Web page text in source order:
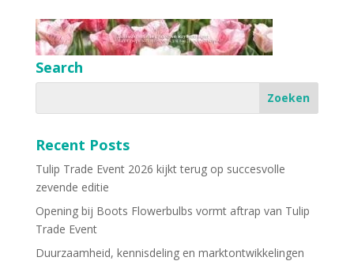
Search
Recent Posts
Tulip Trade Event 2026 kijkt terug op succesvolle
zevende editie
Opening bij Boots Flowerbulbs vormt aftrap van Tulip
Trade Event
Duurzaamheid, kennisdeling en marktontwikkelingen